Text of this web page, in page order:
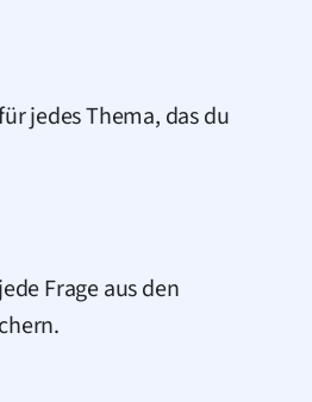
jedes Thema, das du
Frage aus den